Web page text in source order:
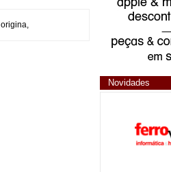
origina,
Novidades